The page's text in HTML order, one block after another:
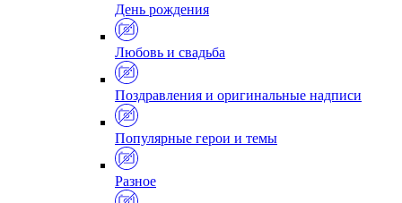
День рождения
Любовь и свадьба
Поздравления и оригинальные надписи
Популярные герои и темы
Разное